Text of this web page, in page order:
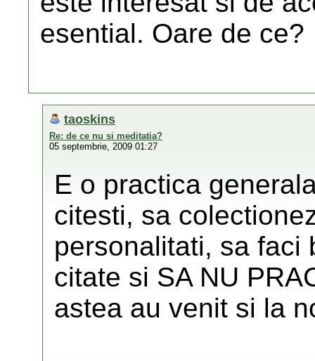
esential. Oare de ce?
taoskins
Re: de ce nu si meditatia?
05 septembrie, 2009 01:27
E o practica
citesti, sa
personalitati, sa faci
citate si SA NU
astea au venit si la